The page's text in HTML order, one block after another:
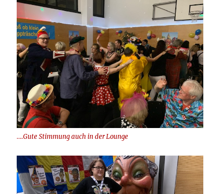
….Gute Stimmung auch in der Lounge